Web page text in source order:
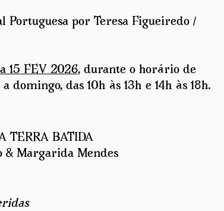
por Teresa Figueiredo /
15 FEV 2026, durante o horário de
das 10h às 13h e 14h às 18h.
TERRA BATIDA
& Margarida Mendes